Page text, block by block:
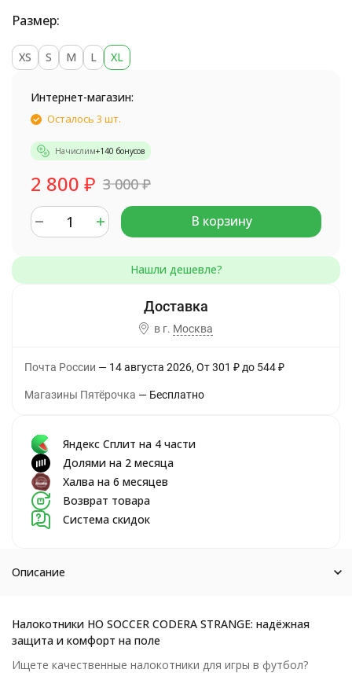
Размер:
XS S M L XL
Интернет-магазин:
Осталось 3 шт.
Начислим+140 бонусов
2 800 ₽ 3 000₽
В корзину
в г. Москва
Почта России 14 августа 2026 От 301 ₽ до 544₽
Магазины Пятёрочка Бесплатно
Яндекс Сплит на 4 части
Долями на 2 месяца
Халва на 6 месяцев
Возврат товара
Система скидок
Описание
Налокотники HO SOCCER CODERA STRANGE: надёжная
защита и комфорт на поле
Ищете качественные налокотники для игры в футбол?